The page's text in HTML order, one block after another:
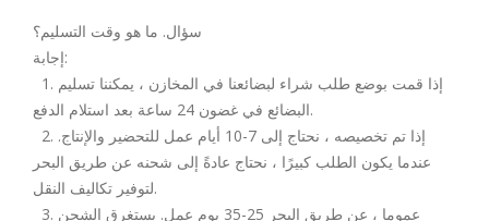
سؤال. ما هو وقت التسليم؟
إجابة:
1. إذا قمت بوضع طلب شراء لبضائعنا في المخازن ، يمكننا تسليم
البضائع في غضون 24 ساعة بعد استلام الدفع.
2. إذا تم تخصيصه ، نحتاج إلى 7-10 أيام عمل للتحضير والإنتاج.
عندما يكون الطلب كبيرًا ، نحتاج عادةً إلى شحنه عن طريق البحر
لتوفير تكاليف النقل.
3. عموما ، عن طريق البحر 25-35 يوم عمل. يستغرق الشحن